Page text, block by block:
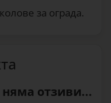
за ограда.
отзиви...